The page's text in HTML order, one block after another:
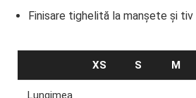
Finisare tighelită la manșete și tiv
XS S M
Lungimea